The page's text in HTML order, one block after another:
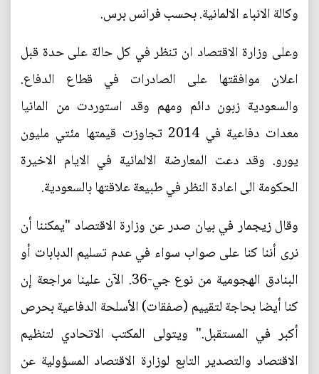
وكالة الانباء الالمانية. بحسب فرانس برس.
وعلى وزارة الاقتصاد ان تنظر في كل حالة على حدة قبل
اعلان موافقتها على الصادرات في قطاع الدفاع.
والسعودية زبون دائم ومهم وقد استوردت من المانيا
معدات دفاعية في 2014 تجاوزت قيمتها مئتي مليون
يورو. وقد دعت المعارضة الالمانية في الايام الاخيرة
الحكومة الى اعادة النظر في طبيعة علاقتها بالسعودية.
وقال زيجمار في بيان صدر عن وزارة الاقتصاد "يمكننا أن
نرى أننا كنا على صواب سواء في عدم تسليم الدبابات أو
البنادق الهجومية من نوع جي-36. الآن علينا مراجعة إن
كنا أيضا بحاجة لتقييم (صفقات) الأسلحة الدفاعية بحرص
أكبر في المستقبل." ويتولى المكتب الاتحادي لتنظيم
الاقتصاد والتصدير التابع لوزارة الاقتصاد المسؤولية عن